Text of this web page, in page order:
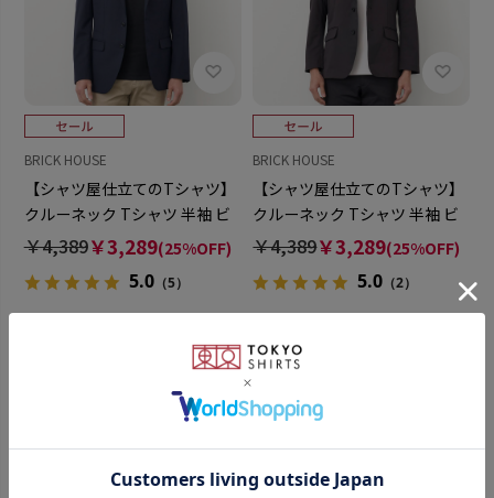
BRICK HOUSE
【シャツ屋仕立てのTシャツ】
クルーネック Tシャツ 半袖 ビ
ジネス オフィスカジュアル
￥4,389￥3,289(25%OFF)
5.0（5）
BRICK HOUSE
【シャツ屋仕立てのTシャツ】
クルーネック Tシャツ 半袖 ビ
ジネス オフィスカジュアル
￥4,389￥3,289(25%OFF)
5.0 （2）